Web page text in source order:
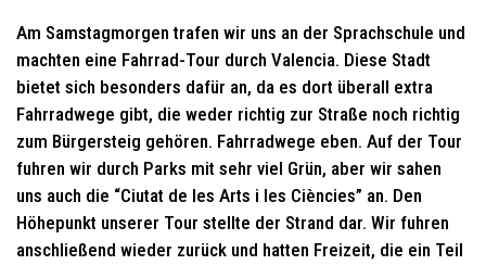
Am Samstagmorgen trafen wir uns an der Sprachschule und
machten eine Fahrrad-Tour durch Valencia. Diese Stadt
bietet sich besonders dafür an, da es dort überall extra
Fahrradwege gibt, die weder richtig zur Straße noch richtig
zum Bürgersteig gehören. Fahrradwege eben. Auf der Tour
fuhren wir durch Parks mit sehr viel Grün, aber wir sahen
uns auch die “Ciutat de les Arts i les Ciències” an. Den
Höhepunkt unserer Tour stellte der Strand dar. Wir fuhren
anschließend wieder zurück und hatten Freizeit, die ein Teil